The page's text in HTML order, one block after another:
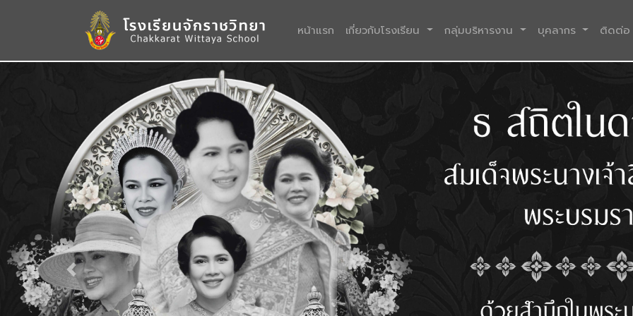
หน้าแรก (current)
เกี่ยวกับโรงเรียน กลุ่มบริหารงาน บุคลากร ติดต่อ
Previous